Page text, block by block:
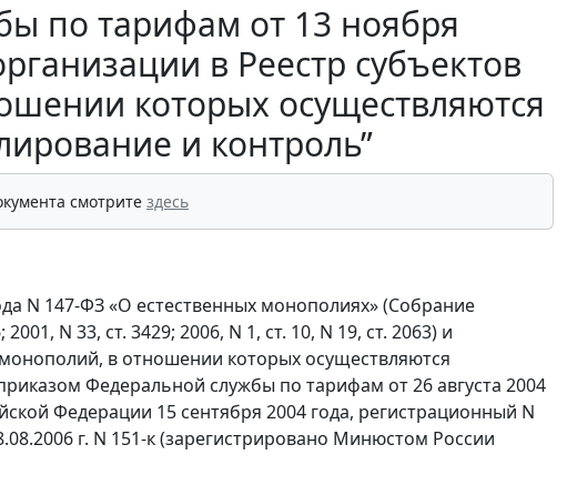
по тарифам от 13 ноября
в Реестр субъектов
которых осуществляются
и контроль”
смотрите здесь
N 147-ФЗ «О естественных монополиях» (Собрание
N 33, ст. 3429; 2006, N 1, ст. 10, N 19, ст. 2063) и
в отношении которых осуществляются
Федеральной службы по тарифам от 26 августа 2004
Федерации 15 сентября 2004 года, регистрационный N
г. N 151-к (зарегистрировано Минюстом России